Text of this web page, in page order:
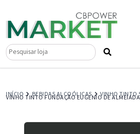
Pesquisar
INÍCIO BEBIDAS ALCOÓLICAS VINHO TINTO
VINHO TINTO FUNDAÇÃO EUGENIO DE